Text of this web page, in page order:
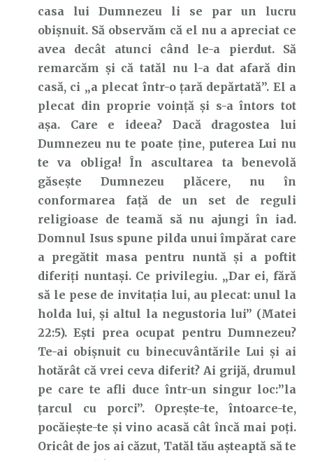
casa lui Dumnezeu li se par un lucru
obișnuit. Să observăm că el nu a apreciat ce
avea decât atunci când le-a pierdut. Să
remarcăm și că tatăl nu l-a dat afară din
casă, ci „a plecat într-o țară depărtată”. El a
plecat din proprie voință și s-a întors tot
așa. Care e ideea? Dacă dragostea lui
Dumnezeu nu te poate ține, puterea Lui nu
te va obliga! În ascultarea ta benevolă
găsește Dumnezeu plăcere, nu în
conformarea față de un set de reguli
religioase de teamă să nu ajungi în iad.
Domnul Isus spune pilda unui împărat care
a pregătit masa pentru nuntă și a poftit
diferiți nuntași. Ce privilegiu. „Dar ei, fără
să le pese de invitația lui, au plecat: unul la
holda lui, și altul la negustoria lui” (Matei
22:5). Ești prea ocupat pentru Dumnezeu?
Te-ai obișnuit cu binecuvântările Lui și ai
hotărât că vrei ceva diferit? Ai grijă, drumul
pe care te afli duce într-un singur loc:’’la
țarcul cu porci’’. Oprește-te, întoarce-te,
pocăiește-te și vino acasă cât încă mai poți.
Oricât de jos ai căzut, Tatăl tău așteaptă să te